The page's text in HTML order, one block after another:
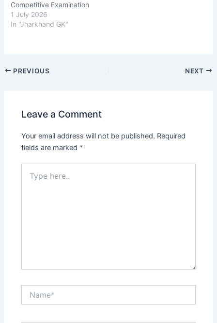
Competitive Examination
(JFWCE) 2026 से संबंधित
महत्वपूर्ण अपडेट जारी कर दिया है।
आयोजित किया जाएगा। जिन
1 July 2026
In "Jharkhand GK"
PostPREVIOUS NEXT
Leave a Comment
Your email address will not be published. Required
fields are marked *
here..